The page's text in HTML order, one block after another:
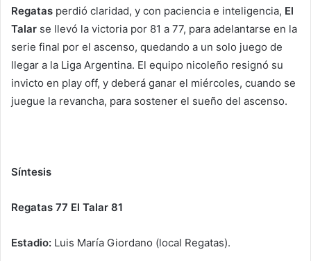
Regatas perdió claridad, y con paciencia e inteligencia, El
Talar se llevó la victoria por 81 a 77, para adelantarse en la
serie final por el ascenso, quedando a un solo juego de
llegar a la Liga Argentina. El equipo nicoleño resignó su
invicto en play off, y deberá ganar el miércoles, cuando se
juegue la revancha, para sostener el sueño del ascenso.
Síntesis
Regatas 77 El Talar 81
Estadio: Luis María Giordano (local Regatas).